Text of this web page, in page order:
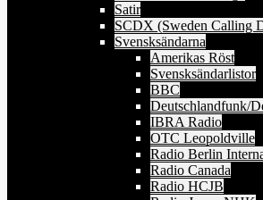
Satir
SCDX (Sweden Calling
Svensksändarna
Amerikas Röst
Svensksändarlistor
BBC
Deutschlandfunk/
IBRA Radio
OTC Leopoldville
Radio Berlin
Radio Canada
Radio HCJB